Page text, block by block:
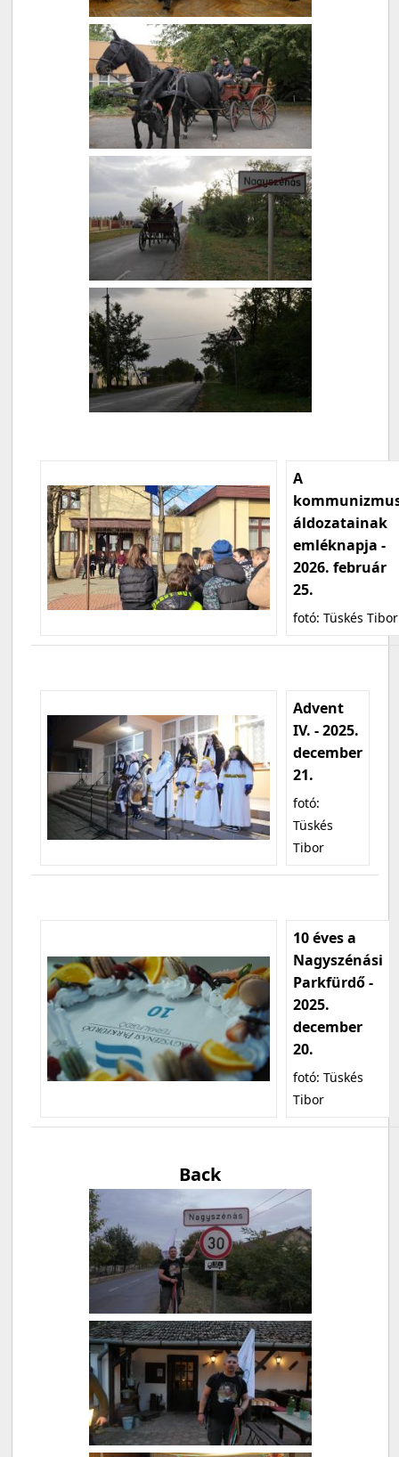
A
áldozatainak
emléknapja -
2026. február
25.
fotó: Tüskés Tibor
Advent
IV. - 2025.
december
21.
fotó:
Tüskés
Tibor
10 éves a
Nagyszénási
Parkfürdő -
2025.
december
20.
fotó: Tüskés
Tibor
Back